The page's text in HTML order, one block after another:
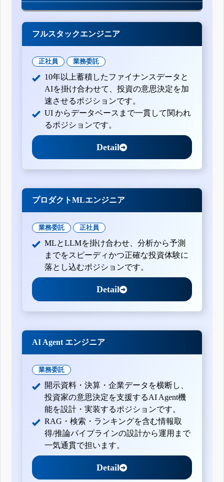
フルスタックエンジニア
正社員 業務委託
10年以上蓄積したファイナンスデータと
AIを掛け合わせて、投資の意思決定を加
速させるポジションです。
UI からデータベースまで一貫して関われ
るポジションです。
Detail
プロダクトMLエンジニア
業務委託 正社員
MLとLLMを掛け合わせ、分析から予測
までをスピーディかつ正確な投資体験に
落とし込むポジションです。
Detail
AI Agent エンジニア
業務委託
開示資料・決算・企業データを横断し、
投資家の意思決定を支援するAI Agent機
能を設計・実装するポジションです。
RAG・検索・ランキングを含む情報取
得/推論パイプラインの設計から運用まで
一気通貫で担います。
Detail